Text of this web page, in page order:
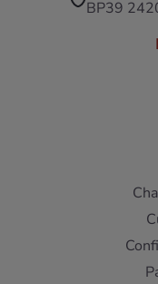
BP39